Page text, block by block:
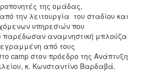
της ομάδας,
την λειτουργία του σταδίου και
υπηρεσιών που
παρέδωσαν αναμνηστική μπλούζα
από τους
camp στον πρόεδρο της Ανάπτυξη
κ. Κωνσταντίνο Βαρδαβά.